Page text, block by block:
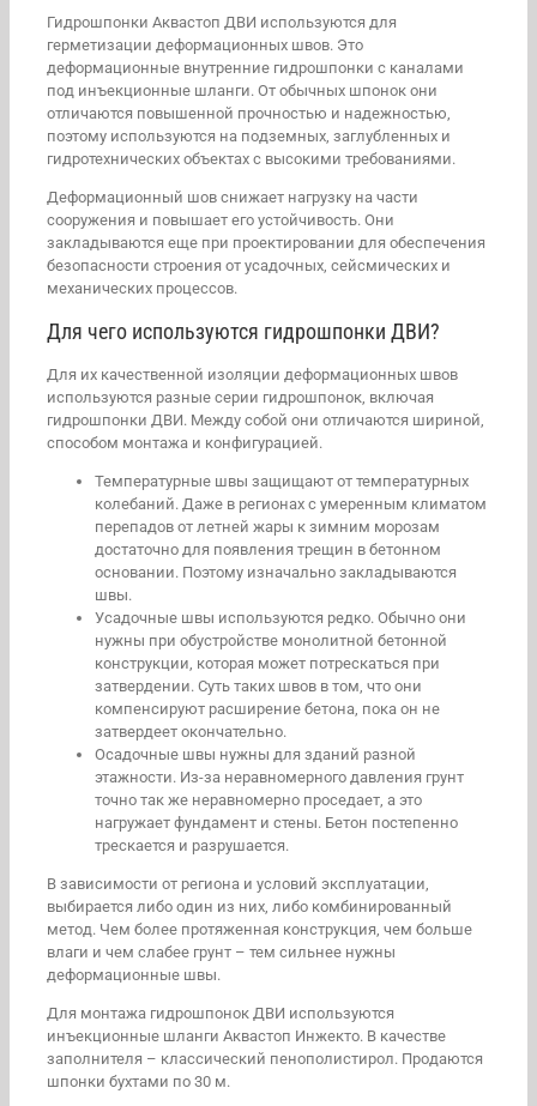
Гидрошпонки Аквастоп ДВИ используются для
герметизации деформационных швов. Это
деформационные внутренние гидрошпонки с каналами
под инъекционные шланги. От обычных шпонок они
отличаются повышенной прочностью и надежностью,
поэтому используются на подземных, заглубленных и
гидротехнических объектах с высокими требованиями.
Деформационный шов снижает нагрузку на части
сооружения и повышает его устойчивость. Они
закладываются еще при проектировании для обеспечения
безопасности строения от усадочных, сейсмических и
механических процессов.
Для чего используются гидрошпонки ДВИ?
Для их качественной изоляции деформационных швов
используются разные серии гидрошпонок, включая
гидрошпонки ДВИ. Между собой они отличаются шириной,
способом монтажа и конфигурацией.
Температурные швы защищают от температурных
колебаний. Даже в регионах с умеренным климатом
перепадов от летней жары к зимним морозам
достаточно для появления трещин в бетонном
основании. Поэтому изначально закладываются
швы.
Усадочные швы используются редко. Обычно они
нужны при обустройстве монолитной бетонной
конструкции, которая может потрескаться при
затвердении. Суть таких швов в том, что они
компенсируют расширение бетона, пока он не
затвердеет окончательно.
Осадочные швы нужны для зданий разной
этажности. Из-за неравномерного давления грунт
точно так же неравномерно проседает, а это
нагружает фундамент и стены. Бетон постепенно
трескается и разрушается.
В зависимости от региона и условий эксплуатации,
выбирается либо один из них, либо комбинированный
метод. Чем более протяженная конструкция, чем больше
влаги и чем слабее грунт – тем сильнее нужны
деформационные швы.
Для монтажа гидрошпонок ДВИ используются
инъекционные шланги Аквастоп Инжекто. В качестве
заполнителя – классический пенополистирол. Продаются
шпонки бухтами по 30 м.